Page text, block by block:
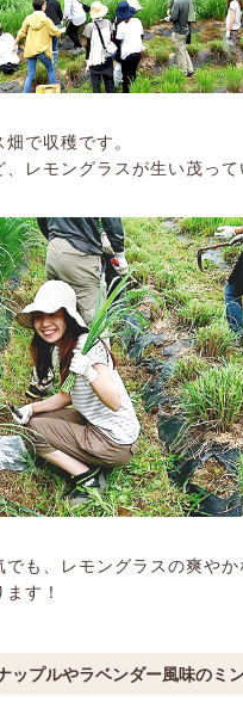
で収穫です。
レモングラスが生い茂って
も、レモングラスの爽やか
す！
ップルやラベンダー風味のミ